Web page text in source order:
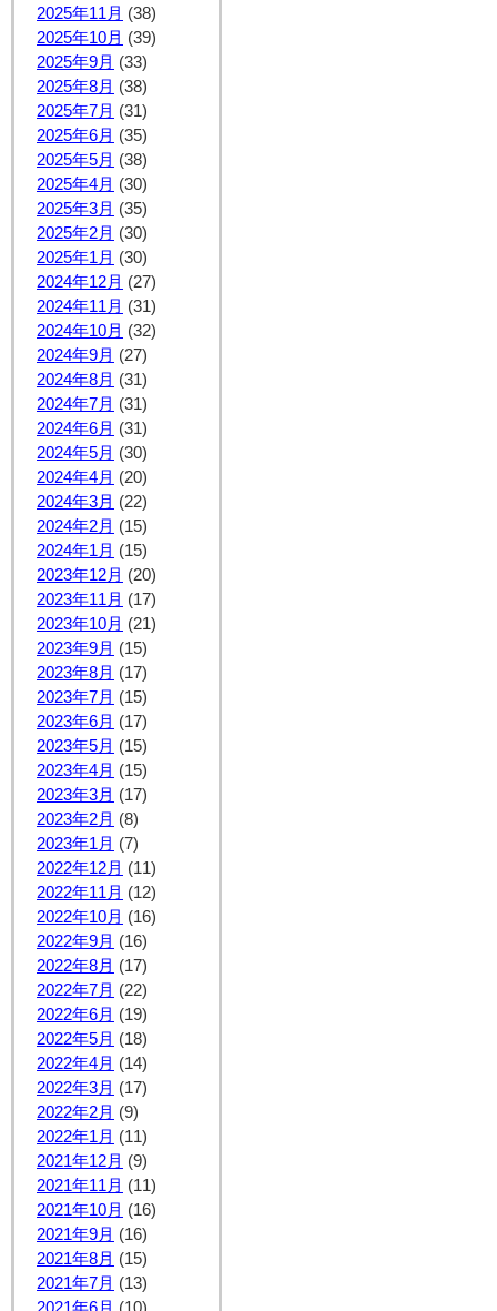
2025年11月 (38)
2025年10月 (39)
2025年9月 (33)
2025年8月 (38)
2025年7月 (31)
2025年6月 (35)
2025年5月 (38)
2025年4月 (30)
2025年3月 (35)
2025年2月 (30)
2025年1月 (30)
2024年12月 (27)
2024年11月 (31)
2024年10月 (32)
2024年9月 (27)
2024年8月 (31)
2024年7月 (31)
2024年6月 (31)
2024年5月 (30)
2024年4月 (20)
2024年3月 (22)
2024年2月 (15)
2024年1月 (15)
2023年12月 (20)
2023年11月 (17)
2023年10月 (21)
2023年9月 (15)
2023年8月 (17)
2023年7月 (15)
2023年6月 (17)
2023年5月 (15)
2023年4月 (15)
2023年3月 (17)
2023年2月 (8)
2023年1月 (7)
2022年12月 (11)
2022年11月 (12)
2022年10月 (16)
2022年9月 (16)
2022年8月 (17)
2022年7月 (22)
2022年6月 (19)
2022年5月 (18)
2022年4月 (14)
2022年3月 (17)
2022年2月 (9)
2022年1月 (11)
2021年12月 (9)
2021年11月 (11)
2021年10月 (16)
2021年9月 (16)
2021年8月 (15)
2021年7月 (13)